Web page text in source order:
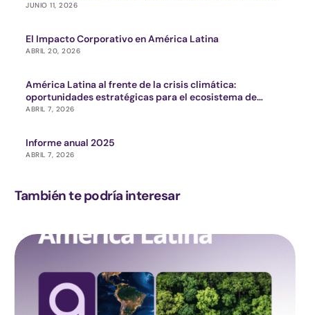
JUNIO 11, 2026
El Impacto Corporativo en América Latina
ABRIL 20, 2026
América Latina al frente de la crisis climática:
oportunidades estratégicas para el ecosistema de
impacto
ABRIL 7, 2026
Informe anual 2025
ABRIL 7, 2026
También te podría interesar